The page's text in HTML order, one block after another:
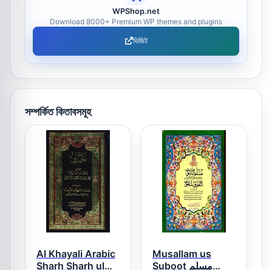
WPShop.net
Download 8000+ Premium WP themes and plugins
ভিজিট
সম্পর্কিত কিতাবসমূহ
Al Khayali Arabic
Sharh Sharh ul
Musallam us
Suboot مسلم